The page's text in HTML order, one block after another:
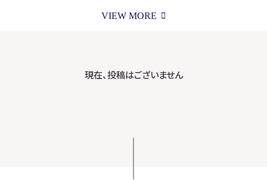
VIEW MORE
現在、投稿はございません